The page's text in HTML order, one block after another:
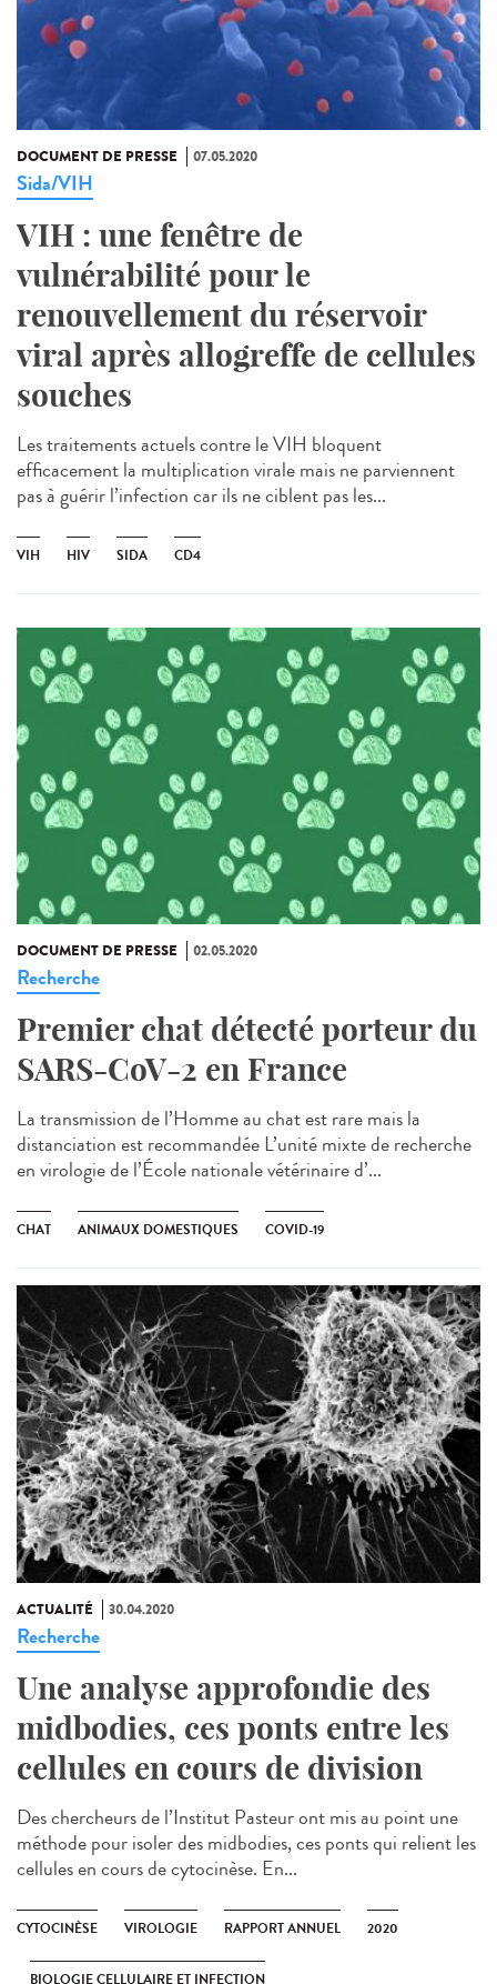
DOCUMENT DE PRESSE 07.05.2020
Sida/VIH
VIH : une fenêtre de
vulnérabilité pour le
renouvellement du réservoir
viral après allogreffe de cellules
souches
Les traitements actuels contre le VIH bloquent
efficacement la multiplication virale mais ne parviennent
pas à guérir l’infection car ils ne ciblent pas les...
VIH HIV SIDA CD4
DOCUMENT DE PRESSE 02.05.2020
Recherche
Premier chat détecté porteur du
SARS-CoV-2 en France
La transmission de l’Homme au chat est rare mais la
distanciation est recommandée L’unité mixte de recherche
en virologie de l’École nationale vétérinaire d’...
CHAT ANIMAUX DOMESTIQUES COVID-19
ACTUALITÉ 30.04.2020
Recherche
Une analyse approfondie des
midbodies, ces ponts entre les
cellules en cours de division
Des chercheurs de l’Institut Pasteur ont mis au point une
méthode pour isoler des midbodies, ces ponts qui relient les
cellules en cours de cytocinèse. En...
CYTOCINÈSE VIROLOGIE RAPPORT ANNUEL 2020
BIOLOGIE CELLULAIRE ET INFECTION